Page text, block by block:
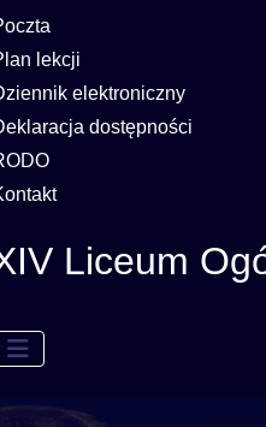
lekcji
elektroniczny
dostępności
Liceum